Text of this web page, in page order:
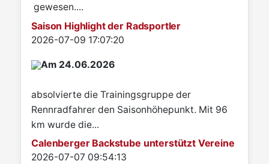
gewesen....
Saison Highlight der Radsportler
Details
2026-07-09 17:07:20
Am 24.06.2026
absolvierte die Trainingsgruppe der
Rennradfahrer den Saisonhöhepunkt. Mit 96
km wurde die...
Calenberger Backstube unterstützt Vereine
Details
2026-07-07 09:54:13